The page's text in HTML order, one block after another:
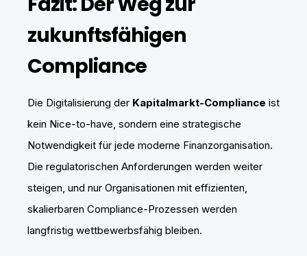
zukunftsfähigen
Compliance
Die Digitalisierung der Kapitalmarkt-Compliance ist
kein Nice-to-have, sondern eine strategische
Notwendigkeit für jede moderne Finanzorganisation.
Die regulatorischen Anforderungen werden weiter
steigen, und nur Organisationen mit effizienten,
skalierbaren Compliance-Prozessen werden
langfristig wettbewerbsfähig bleiben.